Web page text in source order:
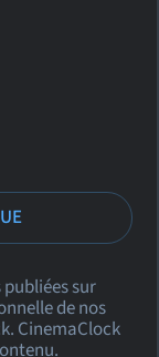
sur
de nos
CinemaClock